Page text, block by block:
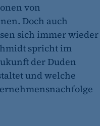
von
Doch auch
sich immer wieder
spricht im
der Duden
und welche